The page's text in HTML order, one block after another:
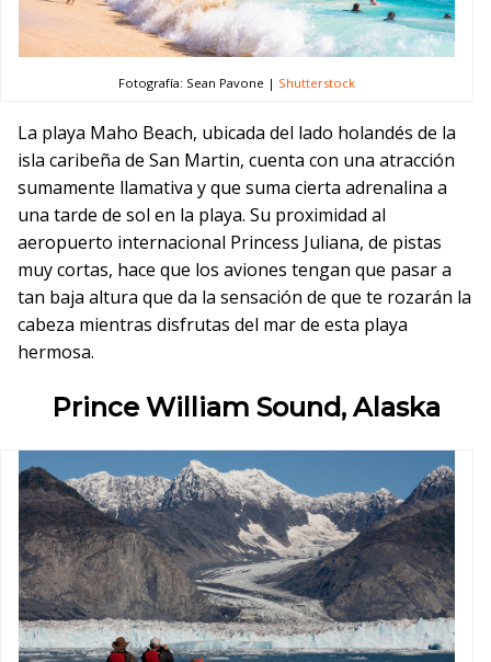
Fotografía: Sean Pavone | Shutterstock
La playa Maho Beach, ubicada del lado holandés de la
isla caribeña de San Martin, cuenta con una atracción
sumamente llamativa y que suma cierta adrenalina a
una tarde de sol en la playa. Su proximidad al
aeropuerto internacional Princess Juliana, de pistas
muy cortas, hace que los aviones tengan que pasar a
tan baja altura que da la sensación de que te rozarán la
cabeza mientras disfrutas del mar de esta playa
hermosa.
Prince William Sound, Alaska